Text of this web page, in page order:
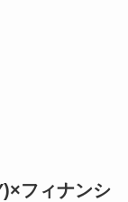
フィナンシ